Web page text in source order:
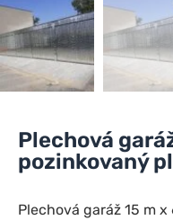
Plechová
pozinkovaný
Plechová garáž 15 m